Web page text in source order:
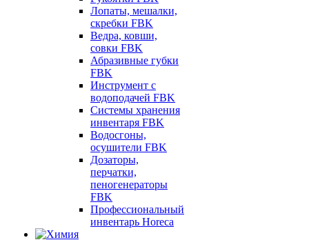
Лопаты, мешалки,
скребки FBK
Ведра, ковши,
совки FBK
Абразивные губки
FBK
Инструмент с
водоподачей FBK
Системы хранения
инвентаря FBK
Водосгоны,
осушители FBK
Дозаторы,
перчатки,
пеногенераторы
FBK
Профессиональный
инвентарь Horeca